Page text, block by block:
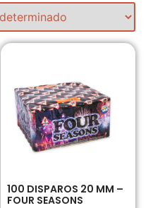
100 DISPAROS 20 MM –
FOUR SEASONS